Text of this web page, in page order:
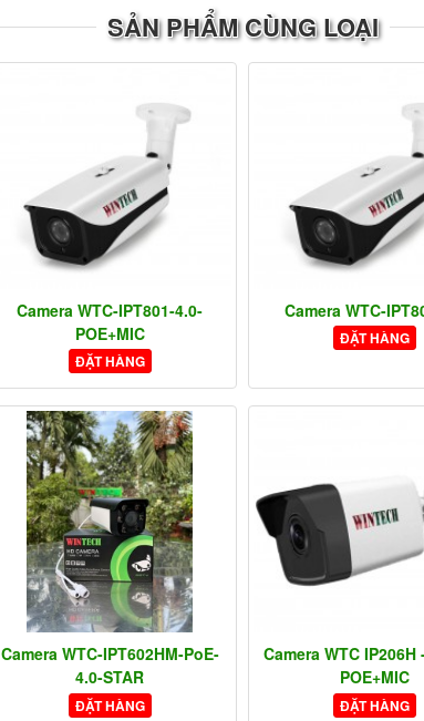
SẢN PHẨM CÙNG LOẠI
Camera WTC-IPT801-4.0-
POE+MIC
ĐẶT HÀNG
Camera WTC-
ĐẶT HÀNG
Camera WTC-IPT602HM-PoE-
4.0-STAR
ĐẶT HÀNG
Camera WTC IP206H
POE+MIC
ĐẶT HÀNG